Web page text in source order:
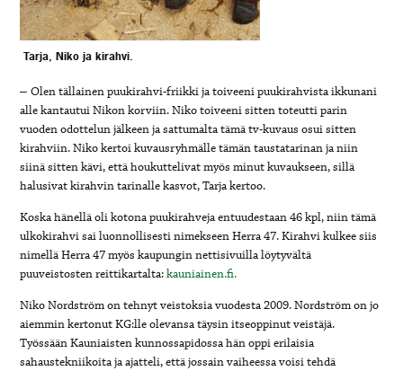
Tarja, Niko ja kirahvi.
–Olen tällainen puukirahvi-friikki ja toiveeni puukirahvista ikkunani
alle kantautui Nikon korviin. Niko toiveeni sitten toteutti parin
vuoden odottelun jälkeen ja sattumalta tämä tv-kuvaus osui sitten
kirahviin. Niko kertoi kuvausryhmälle tämän taustatarinan ja niin
siinä sitten kävi, että houkuttelivat myös minut kuvaukseen, sillä
halusivat kirahvin tarinalle kasvot, Tarja kertoo.
Koska hänellä oli kotona puukirahveja entuudestaan 46 kpl, niin tämä
ulkokirahvi sai luonnollisesti nimekseen Herra 47. Kirahvi kulkee siis
nimellä Herra 47 myös kaupungin nettisivuilla löytyvältä
puuveistosten reittikartalta:kauniainen.fi.
Niko Nordström on tehnyt veistoksia vuodesta 2009. Nordström on jo
aiemmin kertonut KG:lle olevansa täysin itseoppinut veistäjä.
Työssään Kauniaisten kunnossapidossa hän oppi erilaisia
sahaustekniikoita ja ajatteli, että jossain vaiheessa voisi tehdä